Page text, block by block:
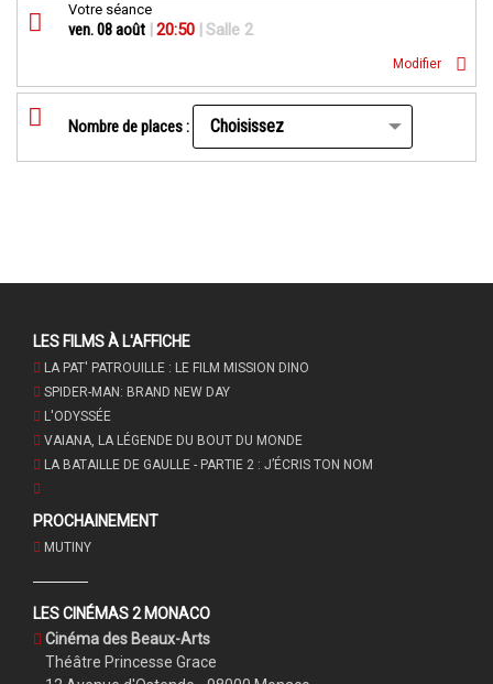
Votre séance
ven. 08 août 20:50 Salle 2
Modifier
Nombre de places :
LES FILMS À L'AFFICHE
LA PAT' PATROUILLE : LE FILM MISSION DINO
SPIDER-MAN: BRAND NEW DAY
L'ODYSSÉE
VAIANA, LA LÉGENDE DU BOUT DU MONDE
LA BATAILLE DE GAULLE - PARTIE 2 : J’ÉCRIS TON NOM
PROCHAINEMENT
MUTINY
LES CINÉMAS 2 MONACO
Cinéma des Beaux-Arts
Théâtre Princesse Grace